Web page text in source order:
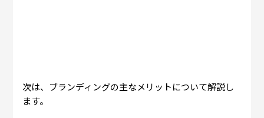
次は、ブランディングの主なメリットについて解説し
ます。